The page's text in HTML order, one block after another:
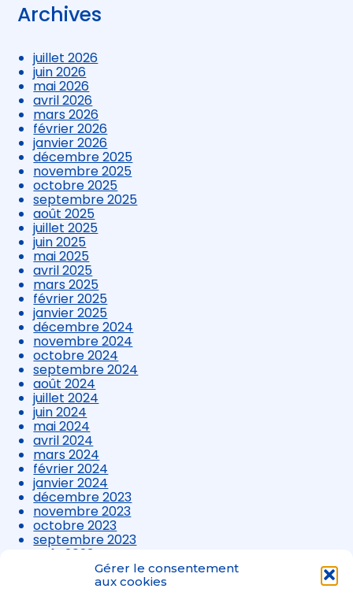
Gérer le consentement
aux cookies
Archives
juillet 2026
juin 2026
mai 2026
avril 2026
mars 2026
février 2026
janvier 2026
décembre 2025
novembre 2025
octobre 2025
septembre 2025
août 2025
juillet 2025
juin 2025
mai 2025
avril 2025
mars 2025
février 2025
janvier 2025
décembre 2024
novembre 2024
octobre 2024
septembre 2024
août 2024
juillet 2024
juin 2024
mai 2024
avril 2024
mars 2024
février 2024
janvier 2024
décembre 2023
novembre 2023
octobre 2023
septembre 2023
août 2023
juillet 2023